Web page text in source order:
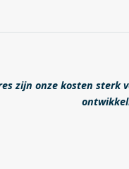
zijn onze kosten